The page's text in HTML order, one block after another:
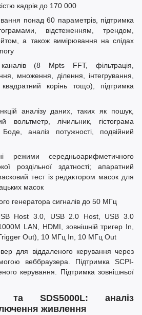
кадрів до 170 000
понад 60 параметрів, підтримка
відстеженням, трендом,
а також вимірювання на слідах
(8 Мpts FFT, фільтрація,
множення, ділення, інтегрування,
корінь тощо), підтримка
аналізу даних, таких як пошук,
вольтметр, лічильник, гістограма
аналіз потужності, подвійний
режими середньоарифметичного
роздільної здатності; апаратний
тест із редактором масок для
масок
генератора сигналів до 50 МГц
Host 3.0, USB 2.0 Host, USB 3.0
LAN, HDMI, зовнішній тригер In,
Out), 10 МГц In, 10 МГц Out
для віддаленого керування через
веббраузера. Підтримка SCPI-
керування. Підтримка зовнішньої
та SDS5000L: аналіз
живлення